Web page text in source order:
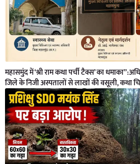
महासमुंद में ‘श्री राम कथा पर्ची टैक्स’ का
जिले के निजी अस्पतालों से लाखों की वसूली, कथा